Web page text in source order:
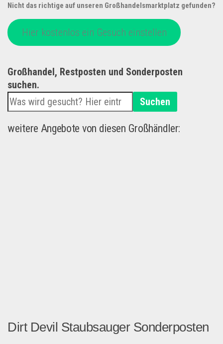
Nicht das richtige auf unseren Großhandelsmarktplatz gefunden?
Hier kostenlos ein Gesuch einstellen
Großhandel, Restposten und Sonderposten
suchen.
Suchen
weitere Angebote von diesen Großhändler:
Dirt Devil Staubsauger Sonderposten